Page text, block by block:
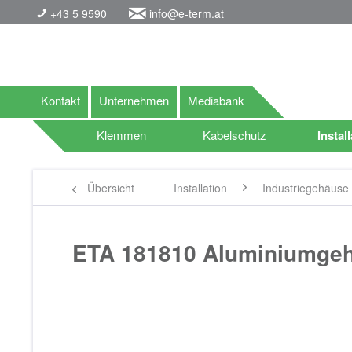
+43 5 9590 info@e-term.at
Kontakt Unternehmen Mediabank
Klemmen Kabelschutz
Übersicht Installation Industriegehäuse
ETA 181810